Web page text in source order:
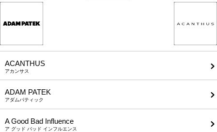
ACANTHUS
アカンサス
ADAM PATEK
アダムパティック
A Good Bad Influence
ア グッド バッド インフルエンス